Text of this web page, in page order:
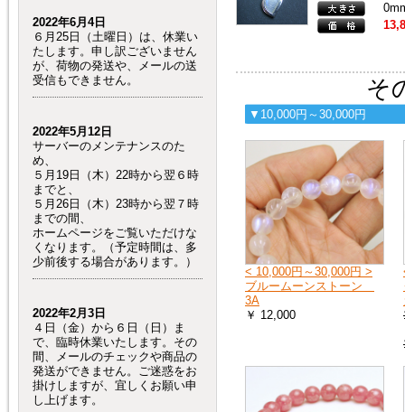
2022年6月4日
６月25日（土曜日）は、休業い
たします。申し訳ございません
が、荷物の発送や、メールの送
受信もできません。
2022年5月12日
サーバーのメンテナンスのた
め、
５月19日（木）22時から翌６時
までと、
５月26日（木）23時から翌７時
までの間、
ホームページをご覧いただけな
くなります。（予定時間は、多
少前後する場合があります。）
2022年2月3日
４日（金）から６日（日）ま
で、臨時休業いたします。その
間、メールのチェックや商品の
発送ができません。ご迷惑をお
掛けしますが、宜しくお願い申
し上げます。
そ
▼10,000円～30,000円
< 10,000円～30,000円 >
ブルームーンストーン
3A
￥ 12,000